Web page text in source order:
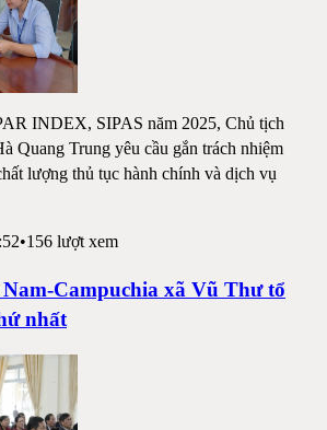
INDEX, SIPAS năm 2025, Chủ tịch
Quang Trung yêu cầu gắn trách nhiệm
lượng thủ tục hành chính và dịch vụ
•156 lượt xem
Campuchia xã Vũ Thư tổ
nhất